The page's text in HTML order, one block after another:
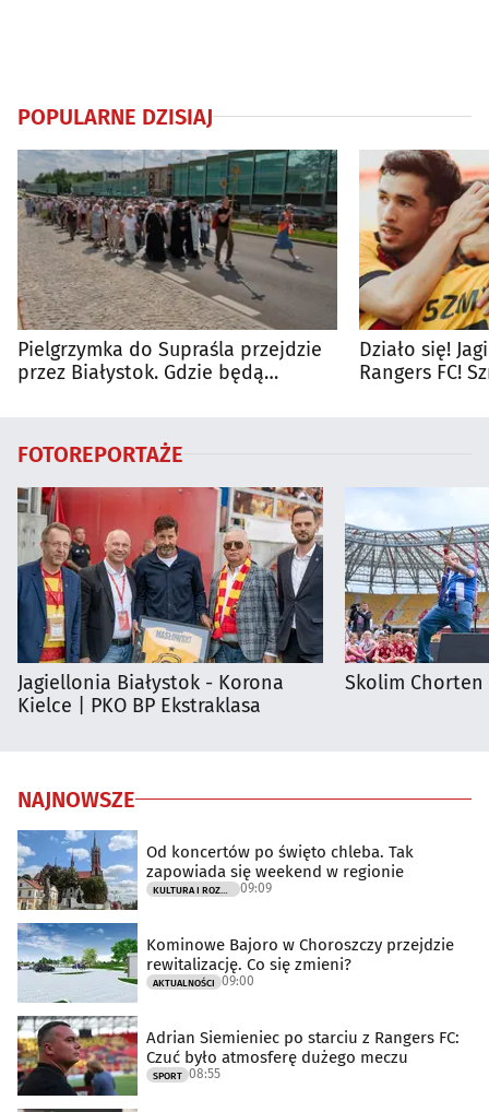
POPULARNE DZISIAJ
Pielgrzymka do Supraśla przejdzie
przez Białystok. Gdzie będą
Działo się!
Rangers FC!
FOTOREPORTAŻE
Jagiellonia Białystok - Korona
Kielce | PKO BP Ekstraklasa
Skolim Chorten
NAJNOWSZE
Od koncertów po święto chleba. Tak
zapowiada się weekend w regionie
KULTURA I ROZRYWKA 09:09
Kominowe Bajoro w Choroszczy przejdzie
rewitalizację. Co się zmieni?
AKTUALNOŚCI 09:00
Adrian Siemieniec po starciu z Rangers FC:
Czuć było atmosferę dużego meczu
SPORT 08:55